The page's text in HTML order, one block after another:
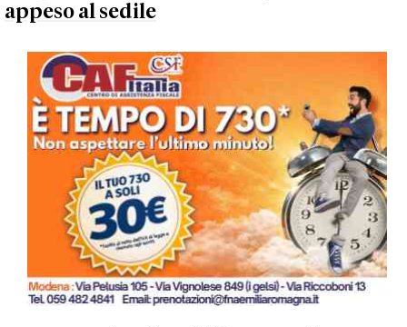
appeso al sedile